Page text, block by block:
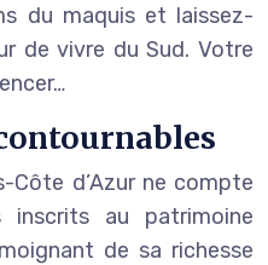
du maquis et laissez-
de vivre du Sud. Votre
Côte d’Azur ne compte
au patrimoine
de sa richesse